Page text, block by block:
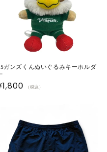
ガンズくんぬいぐるみキーホルダ
（税込）